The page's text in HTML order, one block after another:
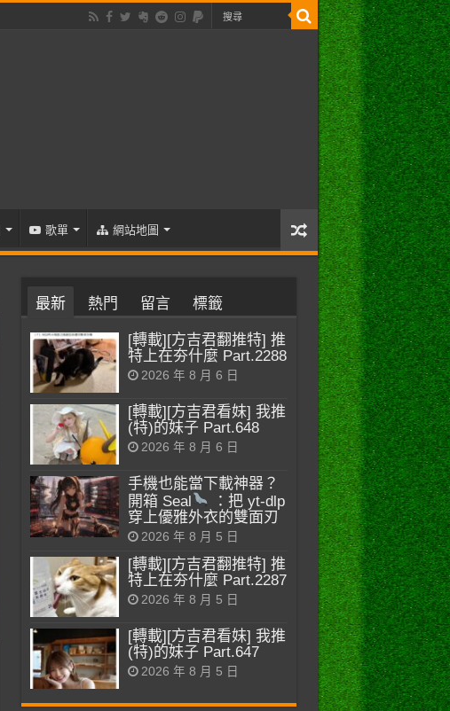
歌單 網站地圖
最新 熱門 留言 標籤
[轉載][方吉君翻推特] 推
特上在夯什麼 Part.2288
2026 年 8 月 6 日
[轉載][方吉君看妹] 我推
(特)的妹子 Part.648
2026 年 8 月 6 日
手機也能當下載神器？
開箱 Seal
：把 yt-dlp
穿上優雅外衣的雙面刃
2026 年 8 月 5 日
[轉載][方吉君翻推特] 推
特上在夯什麼 Part.2287
2026 年 8 月 5 日
[轉載][方吉君看妹] 我推
(特)的妹子 Part.647
2026 年 8 月 5 日